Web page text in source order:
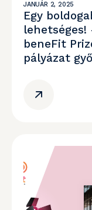
JANUÁR 2, 2025
Egy
beneFit
pályázat